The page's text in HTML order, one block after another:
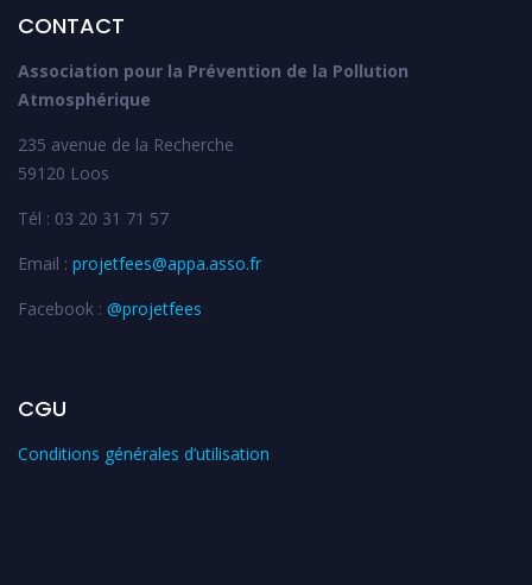
CONTACT
Association pour la Prévention de la Pollution
Atmosphérique
235 avenue de la Recherche
59120 Loos
Tél : 03 20 31 71 57
Email : projetfees@appa.asso.fr
Facebook : @projetfees
CGU
Conditions générales d’utilisation